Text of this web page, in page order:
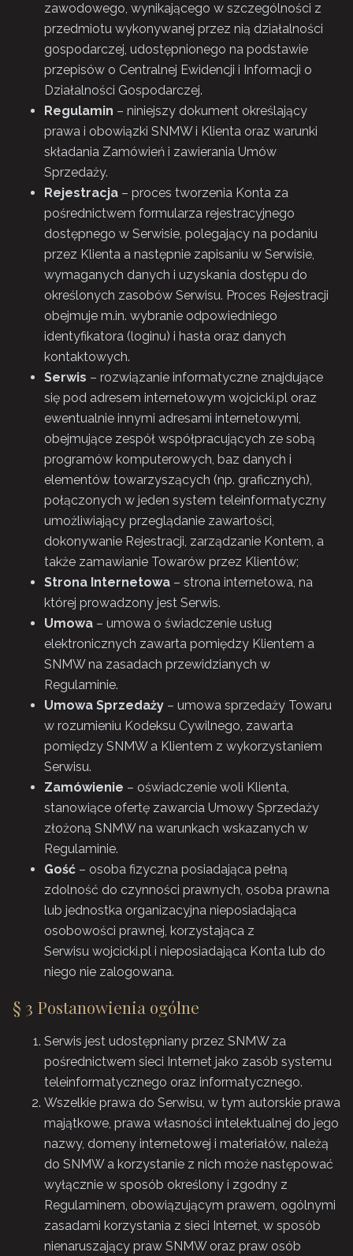
zawodowego, wynikającego w szczególności z
przedmiotu wykonywanej przez nią działalności
gospodarczej, udostępnionego na podstawie
przepisów o Centralnej Ewidencji i Informacji o
Działalności Gospodarczej.
Regulamin – niniejszy dokument określający
prawa i obowiązki SNMW i Klienta oraz warunki
składania Zamówień i zawierania Umów
Sprzedaży.
Rejestracja – proces tworzenia Konta za
pośrednictwem formularza rejestracyjnego
dostępnego w Serwisie, polegający na podaniu
przez Klienta a następnie zapisaniu w Serwisie,
wymaganych danych i uzyskania dostępu do
określonych zasobów Serwisu. Proces Rejestracji
obejmuje m.in. wybranie odpowiedniego
identyfikatora (loginu) i hasła oraz danych
kontaktowych.
Serwis – rozwiązanie informatyczne znajdujące
się pod adresem internetowym wojcicki.pl oraz
ewentualnie innymi adresami internetowymi,
obejmujące zespół współpracujących ze sobą
programów komputerowych, baz danych i
elementów towarzyszących (np. graficznych),
połączonych w jeden system teleinformatyczny
umożliwiający przeglądanie zawartości,
dokonywanie Rejestracji, zarządzanie Kontem, a
także zamawianie Towarów przez Klientów;
Strona Internetowa – strona internetowa, na
której prowadzony jest Serwis.
Umowa – umowa o świadczenie usług
elektronicznych zawarta pomiędzy Klientem a
SNMW na zasadach przewidzianych w
Regulaminie.
Umowa Sprzedaży – umowa sprzedaży Towaru
w rozumieniu Kodeksu Cywilnego, zawarta
pomiędzy SNMW a Klientem z wykorzystaniem
Serwisu.
Zamówienie – oświadczenie woli Klienta,
stanowiące ofertę zawarcia Umowy Sprzedaży
złożoną SNMW na warunkach wskazanych w
Regulaminie.
Gość – osoba fizyczna posiadająca pełną
zdolność do czynności prawnych, osoba prawna
lub jednostka organizacyjna nieposiadająca
osobowości prawnej, korzystająca z
Serwisu wojcicki.pl i nieposiadająca Konta lub do
niego nie zalogowana.
§ 3 Postanowienia ogólne
Serwis jest udostępniany przez SNMW za
pośrednictwem sieci Internet jako zasób systemu
teleinformatycznego oraz informatycznego.
Wszelkie prawa do Serwisu, w tym autorskie prawa
majątkowe, prawa własności intelektualnej do jego
nazwy, domeny internetowej i materiałów, należą
do SNMW a korzystanie z nich może następować
wyłącznie w sposób określony i zgodny z
Regulaminem, obowiązującym prawem, ogólnymi
zasadami korzystania z sieci Internet, w sposób
nienaruszający praw SNMW oraz praw osób